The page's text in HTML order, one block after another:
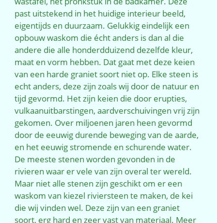
past uitstekend in het huidige interieur beeld,
eigentijds en duurzaam. Gelukkig eindelijk een
opbouw waskom die écht anders is dan al die
andere die alle honderdduizend dezelfde kleur,
maat en vorm hebben. Dat gaat met deze keien
van een harde graniet soort niet op. Elke steen is
echt anders, deze zijn zoals wij door de natuur en
tijd gevormd. Het zijn keien die door erupties,
vulkaanuitbarstingen, aardverschuivingen vrij zijn
gekomen. Over miljoenen jaren heen gevormd
door de eeuwig durende beweging van de aarde,
en het eeuwig stromende en schurende water.
De meeste stenen worden gevonden in de
rivieren waar er vele van zijn overal ter wereld.
Maar niet alle stenen zijn geschikt om er een
waskom van kiezel riviersteen te maken, de kei
die wij vinden wel. Deze zijn van een graniet
soort, erg hard en zeer vast van materiaal. Meer